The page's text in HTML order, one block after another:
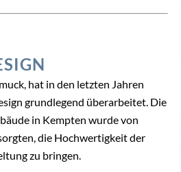
hat in den letzten Jahren
grundlegend überarbeitet. Die
in Kempten wurde von
die Hochwertigkeit der
zu bringen.